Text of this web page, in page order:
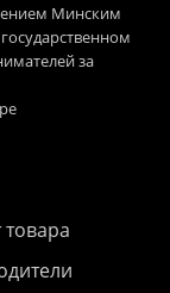
Минским
за
товара